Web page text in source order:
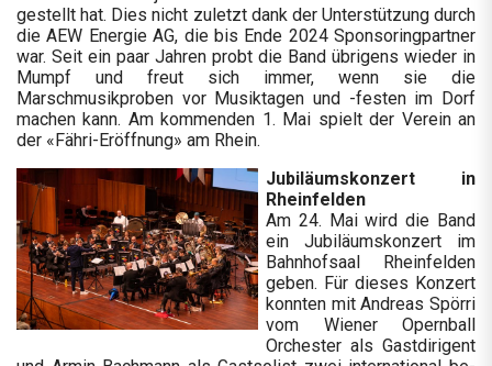
gestellt hat. Dies nicht zuletzt dank der Unterstützung durch
die AEW Energie AG, die bis Ende 2024 Sponsoringpartner
war. Seit ein paar Jahren probt die Band übrigens wieder in
Mumpf und freut sich immer, wenn sie die
Marschmusikproben vor Musiktagen und -festen im Dorf
machen kann. Am kommenden 1. Mai spielt der Verein an
der «Fähri-Eröffnung» am Rhein.
Jubiläumskonzert in
Rheinfelden
Am 24. Mai wird die Band
ein Jubiläumskonzert im
Bahnhofsaal Rheinfelden
geben. Für dieses Konzert
konnten mit Andreas Spörri
vom Wiener Opernball
Orchester als Gastdirigent